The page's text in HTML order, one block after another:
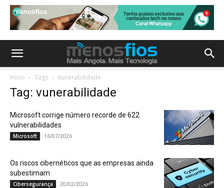
Início Tags Vunerabilidade
Tag: vunerabilidade
Microsoft corrige número recorde de 622
vulnerabilidades
Microsoft 16/07/2026
Os riscos cibernéticos que as empresas ainda
subestimam
Cibersegurança 20/02/2026